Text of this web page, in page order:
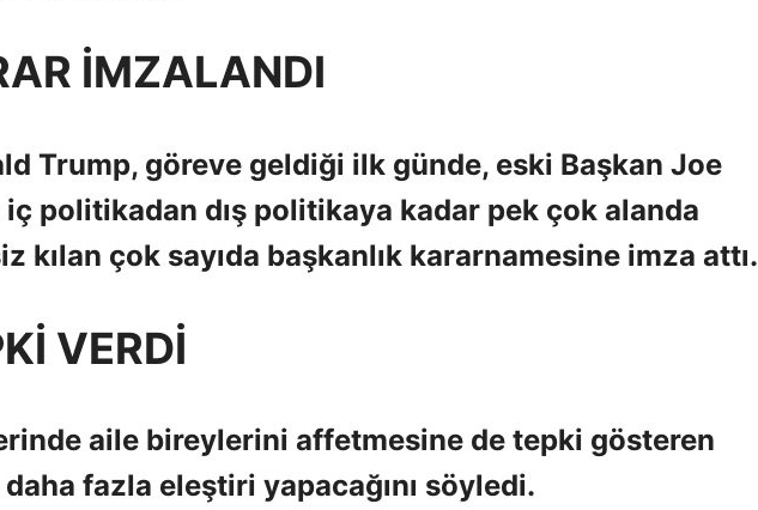
İMZALANDI
Trump, göreve geldiği ilk günde, eski Başkan Joe
politikadan dış politikaya kadar pek çok alanda
kılan çok sayıda başkanlık kararnamesine imza attı.
VERDİ
aile bireylerini affetmesine de tepki gösteren
fazla eleştiri yapacağını söyledi.